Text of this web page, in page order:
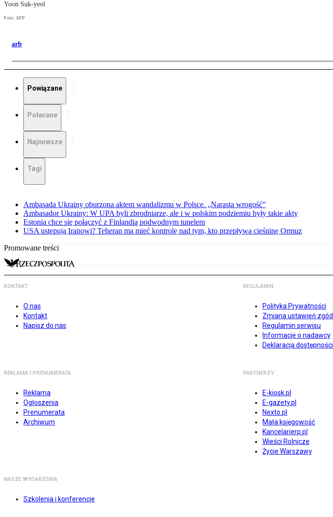
Yoon Suk-yeol
Foto: AFP
arb
Powiązane
Polecane
Najnowsze
Tagi
Ambasada Ukrainy oburzona aktem wandalizmu w Polsce. „Narasta wrogość”
Ambasador Ukrainy: W UPA byli zbrodniarze, ale i w polskim podziemiu były takie akty
Estonia chce się połączyć z Finlandią podwodnym tunelem
USA ustępują Iranowi? Teheran ma mieć kontrolę nad tym, kto przepływa cieśninę Ormuz
Promowane treści
KONTAKT
O nas
Kontakt
Napisz do nas
REGULAMIN
Polityka Prywatności
Zmiana ustawień zgód
Regulamin serwisu
Informacje o nadawcy
Deklaracja dostępności
REKLAMA I PRENUMERATA
Reklama
Ogłoszenia
Prenumerata
Archiwum
PARTNERZY
E-kiosk.pl
E-gazety.pl
Nexto.pl
Mała księgowość
Kancelarierp.pl
Wieści Rolnicze
Życie Warszawy
NASZE WYDARZENIA
Szkolenia i konferencje